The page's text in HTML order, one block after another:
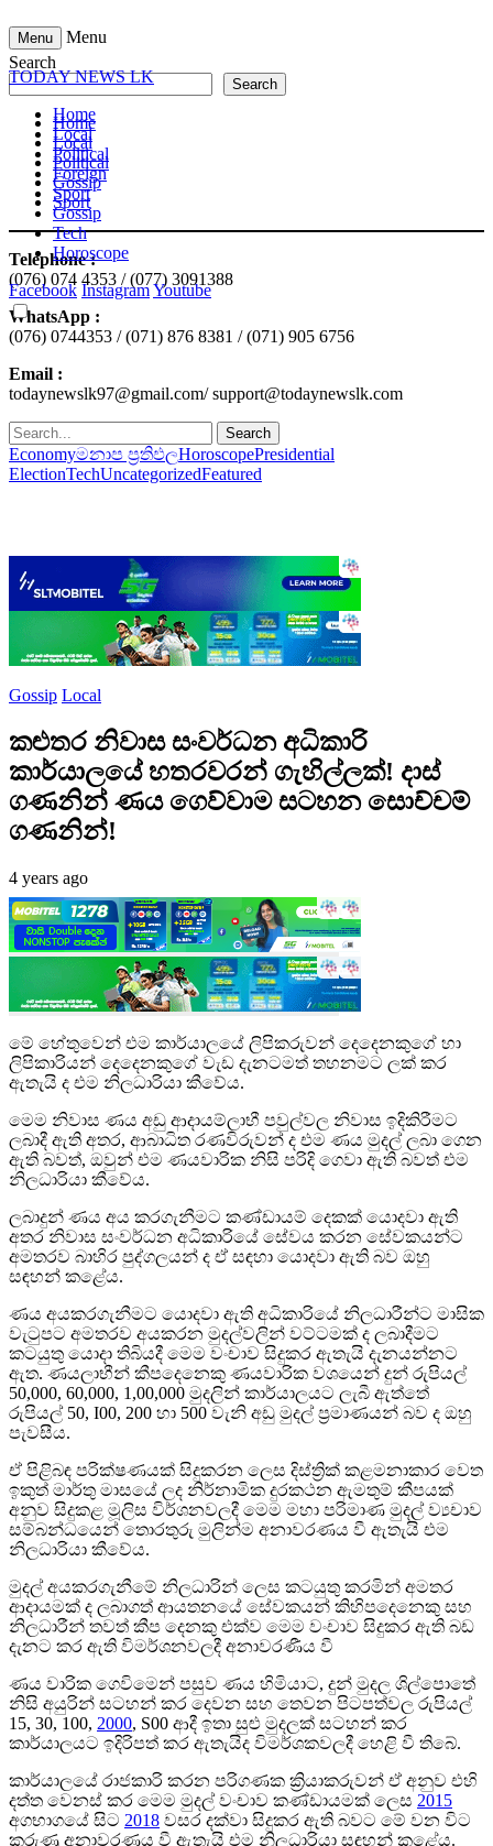
Menu Menu
TODAY NEWS LK
Home
Local
Political
Foreign
Sport
Gossip
Tech
Horoscope
Facebook InstagramYoutube
Search
Search
Home
Local
Political
Gossip
Sport
Telephone :
(076) 074 4353 / (077) 3091388
WhatsApp :
(076) 0744353 / (071) 876 8381 / (071) 905 6756
Email :
todaynewslk97@gmail.com/ support@todaynewslk.com
Search
Economyමනාප ප්‍රතිඵලHoroscopePresidential
ElectionTechUncategorizedFeatured
Gossip Local
කළුතර නිවාස සංවර්ධන අධිකාරි
කාර්යාලයේ හතරවරන් ගැහිල්ලක්! දාස්
ගණනින් ණය ගෙව්වාම සටහන සොච්චම්
ගණනින්!
4 years ago
මේ හේතුවෙන් එම කාර්යාලයේ ලිපිකරුවන් දෙදෙනකුගේ හා
ලිපිකාරියන් දෙදෙනකුගේ වැඩ දැනටමත් තහනමට ලක් කර
ඇතැයි ද එම නිලධාරියා කීවේය.
මෙම නිවාස ණය අඩු ආදායම්ලාභී පවුල්වල නිවාස ඉදිකිරීමට
ලබාදී ඇති අතර, ආබාධිත රණවිරුවන් ද එම ණය මුදල් ලබා ගෙන
ඇති බවත්, ඔවුන් එම ණයවාරික නිසි පරිදි ගෙවා ඇති බවත් එම
නිලධාරියා කීවේය.
ලබාදුන් ණය අය කරගැනීමට කණ්ඩායම් දෙකක් යොදවා ඇති
අතර නිවාස සංවර්ධන අධිකාරියේ සේවය කරන සේවකයන්ට
අමතරව බාහිර පුද්ගලයන් ද ඒ සඳහා යොදවා ඇති බව ඔහු
සඳහන් කළේය.
ණය අයකරගැනීමට යොදවා ඇති අධිකාරියේ නිලධාරීන්ට මාසික
වැටුපට අමතරව අයකරන මුදල්වලින් වට්ටමක් ද ලබාදීමට
කටයුතු යොදා තිබියදී මෙම වංචාව සිදුකර ඇතැයි දැනයන්නට
ඇත. ණයලාභීන් කීපදෙනෙකු ණයවාරික වශයෙන් දුන් රුපියල්
50,000, 60,000, 1,00,000 මුදලින් කාර්යාලයට ලැබී ඇත්තේ
රුපියල් 50, I00, 200 හා 500 වැනි අඩු මුදල් ප්‍රමාණයන් බව ද ඔහු
පැවසීය.
ඒ පිළිබඳ පරික්ෂණයක් සිදුකරන ලෙස දිස්ත්‍රික් කළමනාකාර වෙත
ඉකුත් මාර්තු මාසයේ ලද නිර්නාමික දුරකථන ඇමතුම් කීපයක්
අනුව සිදුකළ මූලිස විර්ශනවලදී මෙම මහා පරිමාණ මුදල් ව්‍යචාව
සම්බන්ධයෙන් තොරතුරු මුලින්ම අනාවරණය වී ඇතැයි එම
නිලධාරියා කීවේය.
මුදල් අයකරගැනීමේ නිලධාරින් ලෙස කටයුතු කරමින් අමතර
ආදායමක් ද ලබාගත් ආයතනයේ සේවකයන් කිහිපදෙනෙකු සහ
නිලධාරීන් තවත් කීප දෙනකු එක්ව මෙම වංචාව සිදුකර ඇති බඩ
දැනට කර ඇති විමර්ශනවලදී අනාවරණීය වී
ණය වාරික ගෙවිමෙන් පසුව ණය හිමියාට, දුන් මුදල ශිල්පොතේ
නිසි අයුරින් සටහන් කර දෙවන සහ තෙවන පිටපත්වල රුපියල්
15, 30, 100, 2000, S00 ආදී ඉතා සුළු මුදලක් සටහන් කර
කාර්යාලයට ඉදිරිපත් කර ඇතැයිද විමර්ශකවලදී හෙළි වී තිබේ.
කාර්යාලයේ රාජකාරි කරන පරිගණක ක්‍රියාකරුවන් ඒ අනුව එහි
දත්ත වෙනස් කර මෙම මුදල් වංචාව කණ්ඩායමක් ලෙස 2015
අගභාගයේ සිට 2018 වසර දක්වා සිදුකර ඇති බවට මේ වන විට
කරුණු අනාවරණය වී ඇතැයි එම නිලධාරියා සඳහන් කළේය.